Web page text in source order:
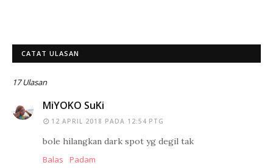
CATAT ULASAN
17 Ulasan
MiYOKO SuKi
12 APRIL 2018 PADA 12:54 PTG
bole hilangkan dark spot yg degil tak
Balas
Padam